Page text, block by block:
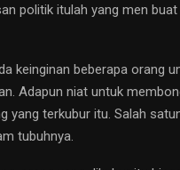
politik itulah yang men
keinginan beberapa orang
Adapun niat untuk
terkubur itu. Salah
tubuhnya.